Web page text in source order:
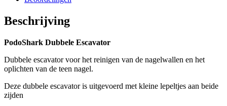
hoeveelheid
Beschrijving
PodoShark Dubbele Escavator
Dubbele escavator voor het reinigen van de nagelwallen en het
oplichten van de teen nagel.
Deze dubbele escavator is uitgevoerd met kleine lepeltjes aan beide
zijden